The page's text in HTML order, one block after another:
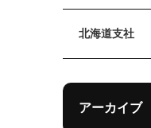
北海道支社
アーカイブ